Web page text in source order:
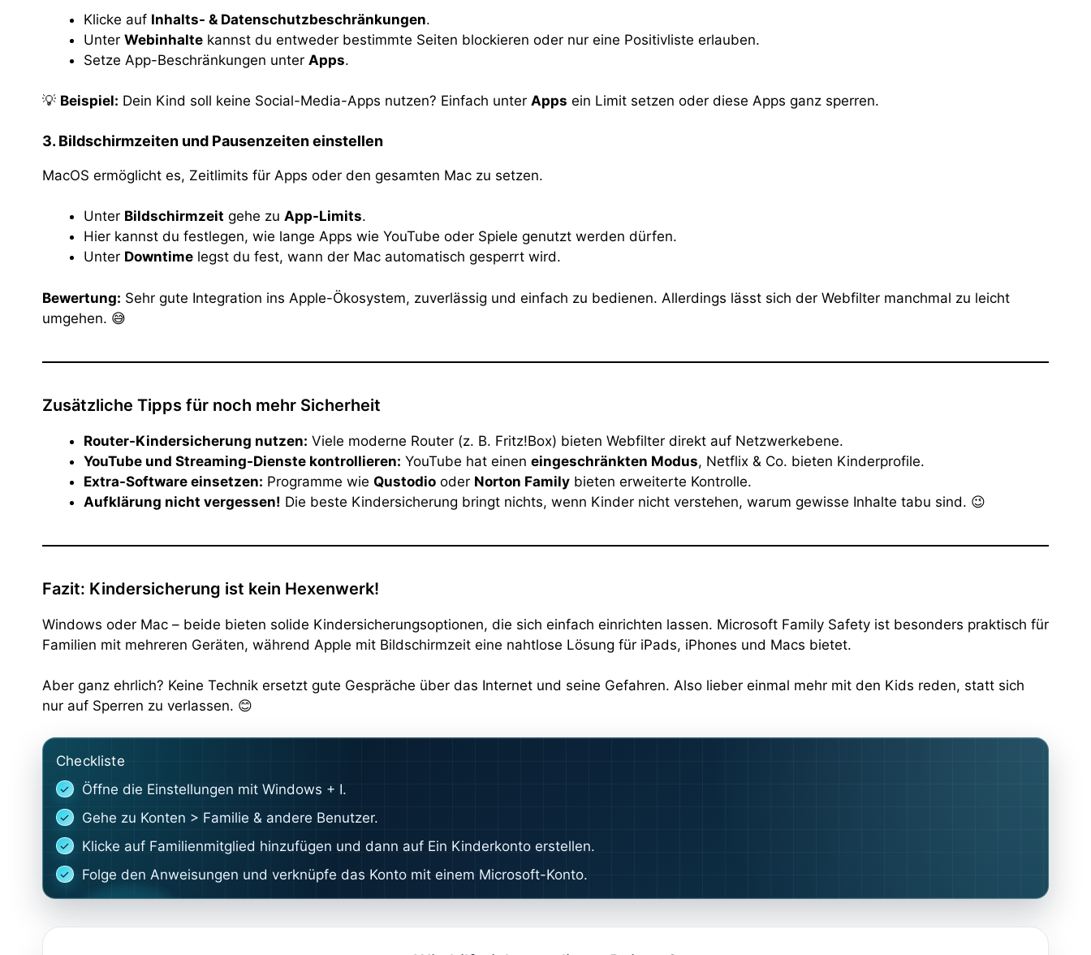
Klicke auf Inhalts- & Datenschutzbeschränkungen.
Unter Webinhalte kannst du entweder bestimmte Seiten blockieren oder nur eine Positivliste erlauben.
Setze App-Beschränkungen unter Apps.
💡 Beispiel: Dein Kind soll keine Social-Media-Apps nutzen? Einfach unter Apps ein Limit setzen oder diese Apps ganz sperren.
3. Bildschirmzeiten und Pausenzeiten einstellen
MacOS ermöglicht es, Zeitlimits für Apps oder den gesamten Mac zu setzen.
Unter Bildschirmzeit gehe zu App-Limits.
Hier kannst du festlegen, wie lange Apps wie YouTube oder Spiele genutzt werden dürfen.
Unter Downtime legst du fest, wann der Mac automatisch gesperrt wird.
Bewertung: Sehr gute Integration ins Apple-Ökosystem, zuverlässig und einfach zu bedienen. Allerdings lässt sich der Webfilter manchmal zu leicht
umgehen. 😅
Zusätzliche Tipps für noch mehr Sicherheit
Router-Kindersicherung nutzen: Viele moderne Router (z. B. Fritz!Box) bieten Webfilter direkt auf Netzwerkebene.
YouTube und Streaming-Dienste kontrollieren: YouTube hat einen eingeschränkten Modus, Netflix & Co. bieten Kinderprofile.
Extra-Software einsetzen: Programme wie Qustodio oder Norton Family bieten erweiterte Kontrolle.
Aufklärung nicht vergessen! Die beste Kindersicherung bringt nichts, wenn Kinder nicht verstehen, warum gewisse Inhalte tabu sind. 😉
Fazit: Kindersicherung ist kein Hexenwerk!
Windows oder Mac – beide bieten solide Kindersicherungsoptionen, die sich einfach einrichten lassen. Microsoft Family Safety ist besonders praktisch für
Familien mit mehreren Geräten, während Apple mit Bildschirmzeit eine nahtlose Lösung für iPads, iPhones und Macs bietet.
Aber ganz ehrlich? Keine Technik ersetzt gute Gespräche über das Internet und seine Gefahren. Also lieber einmal mehr mit den Kids reden, statt sich
nur auf Sperren zu verlassen. 😊
Checkliste
Öffne die Einstellungen mit Windows + I.
Gehe zu Konten > Familie & andere Benutzer.
Klicke auf Familienmitglied hinzufügen und dann auf Ein Kinderkonto erstellen.
Folge den Anweisungen und verknüpfe das Konto mit einem Microsoft-Konto.